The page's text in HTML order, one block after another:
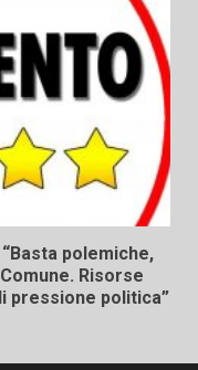
polemiche,
Risorse
pressione politica”